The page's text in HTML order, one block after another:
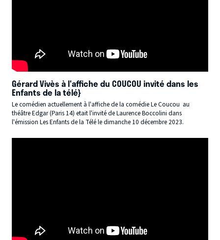
Gérard Vivès à l'affiche du COUCOU invité dans les
Enfants de la télé}
Le comédien actuellement à l'affiche de la comédie Le Coucou au
théâtre Edgar (Paris 14) etait l'invité de Laurence Boccolini dans
l'émission Les Enfants de la Télé le dimanche 10 décembre 2023.